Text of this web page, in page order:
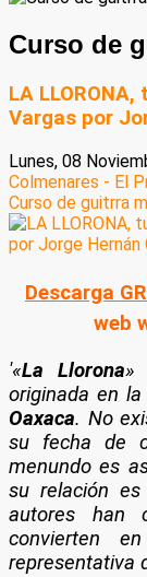
Curso de
LA
Vargas por
Lunes, 08
Colmenares - El
Curso de guitrra
Descarga
web
'«La Llorona»
originada en
Oaxaca. No
su fecha de
menundo es
su relación
autores han
convierten
representativa